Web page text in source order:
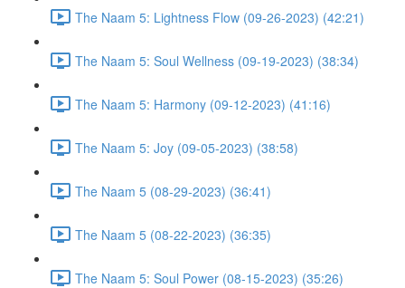
The Naam 5: Lightness Flow (09-26-2023) (42:21)
The Naam 5: Soul Wellness (09-19-2023) (38:34)
The Naam 5: Harmony (09-12-2023) (41:16)
The Naam 5: Joy (09-05-2023) (38:58)
The Naam 5 (08-29-2023) (36:41)
The Naam 5 (08-22-2023) (36:35)
The Naam 5: Soul Power (08-15-2023) (35:26)